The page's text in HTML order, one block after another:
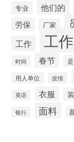
专业 他们的
劳保 厂家
工作 工
时间 春节
用人单位 疫情
英语 衣服
银行 面料